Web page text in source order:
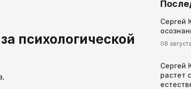
психологической
Сергей
08
Сергей
растет